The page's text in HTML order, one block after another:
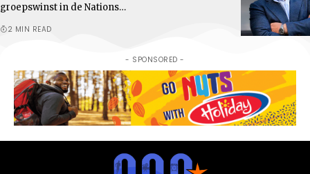
groepswinst in de Nations…
2 MIN READ
- SPONSORED -